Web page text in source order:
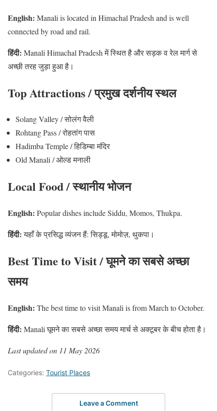
English: Manali is located in Himachal Pradesh and is well
connected by road and rail.
हिंदी: Manali Himachal Pradesh में स्थित है और सड़क व रेल मार्ग से
अच्छी तरह जुड़ा हुआ है।
Top Attractions / प्रमुख दर्शनीय स्थल
Solang Valley / सोलंग वैली
Rohtang Pass / रोहतांग पास
Hadimba Temple / हिडिम्बा मंदिर
Old Manali / ओल्ड मनाली
Local Food / स्थानीय भोजन
English: Popular dishes include Siddu, Momos, Thukpa.
हिंदी:यहाँ के प्रसिद्ध व्यंजन हैं: सिड्डू, मोमोज़, थुकपा।
Best Time to Visit / घूमने का सबसे अच्छा
समय
English: The best time to visit Manali is from March to October.
हिंदी: Manali घूमने का सबसे अच्छा समय मार्च से अक्टूबर के बीच होता है।
Last updated on 11 May 2026
Categories: Tourist Places
Leave a Comment